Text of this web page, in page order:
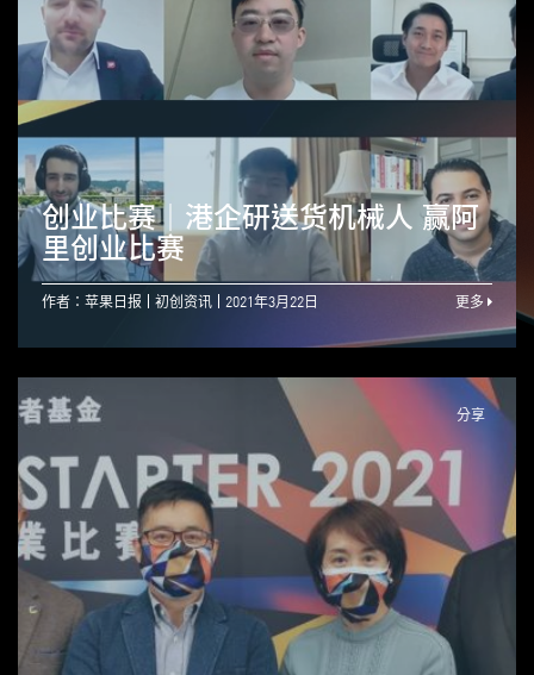
创业比赛｜港企研送货机械人 赢阿
里创业比赛
作者：苹果日报 初创资讯 2021年3月22日 更多
分享